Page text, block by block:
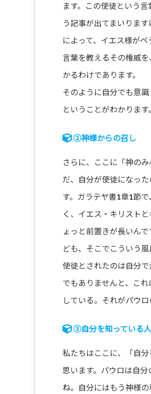
ます。この使徒という
う記事が出てまいりま
によって、イエス様が
言葉を教えるその権威
かるわけであります。
そのように自分でも意
ということがわかります。
②神様からの召し
さらに、ここに「神の
だ、自分が使徒になっ
す。ガラテヤ書1章1節
く、イエス・キリスト
ょっと前置きが長いん
ども、そこでこういう風
使徒とされたのは自分
でもありませんと、こ
している。それがパウ
③自分を知っている
私たちはここに、「自
思います。パウロは自
ね。自分にはもう神様